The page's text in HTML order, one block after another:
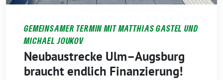
GEMEINSAMER TERMIN MIT MATTHIAS GASTEL UND
MICHAEL JOUKOV
Neubaustrecke Ulm–Augsburg
braucht endlich Finanzierung!